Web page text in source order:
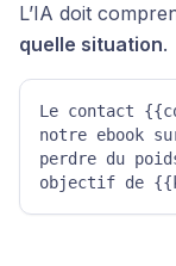
L’IA doit
quelle situation.
Le contact
notre ebook
perdre du
objectif de